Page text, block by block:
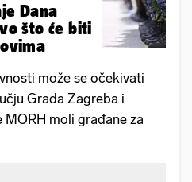
Dana
što će biti
može se očekivati
Grada Zagreba i
moli građane za